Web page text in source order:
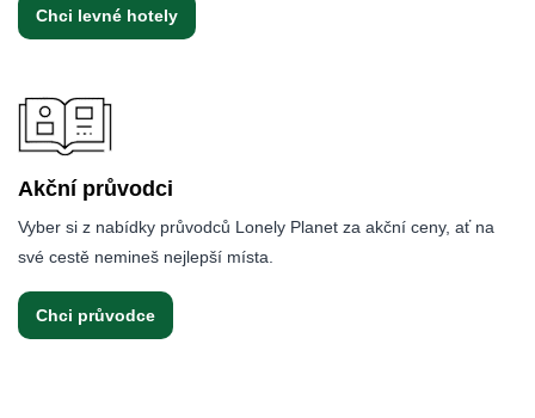
Chci levné hotely
Akční průvodci
Vyber si z nabídky průvodců Lonely Planet za akční ceny, ať na
své cestě nemineš nejlepší místa.
Chci průvodce